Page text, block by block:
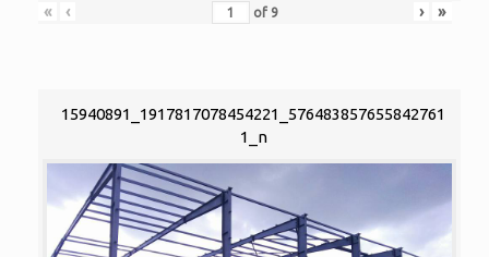
« ‹ of 9 › »
15940891_1917817078454221_576483857655842761
1_n